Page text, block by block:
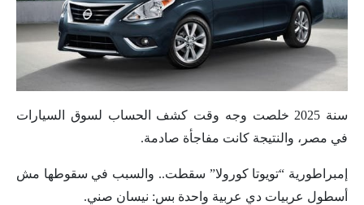
سنة 2025 خلصت وجه وقت كشف الحساب لسوق السيارات
في مصر، والنتيجة كانت مفاجأة صادمة.
إمبراطورية “تويوتا كورولا” سقطت.. والسبب في سقوطها مش
أسطول عربيات دي عربية واحدة بس: نيسان صني.